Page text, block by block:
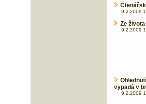
9.2.2009
Ze
9.2.2009
vypadá v
9.2.2009